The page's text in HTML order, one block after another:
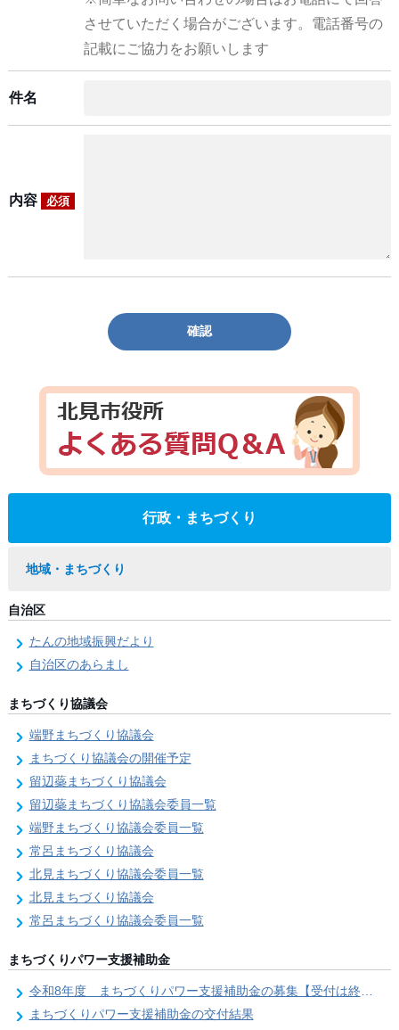
させていただく場合がございます。電話番号の
記載にご協力をお願いします
件名
内容 必須
確認
行政・まちづくり
地域・まちづくり
自治区
たんの地域振興だより
自治区のあらまし
まちづくり協議会
端野まちづくり協議会
まちづくり協議会の開催予定
留辺蘂まちづくり協議会
留辺蘂まちづくり協議会委員一覧
端野まちづくり協議会委員一覧
常呂まちづくり協議会
北見まちづくり協議会委員一覧
北見まちづくり協議会
常呂まちづくり協議会委員一覧
まちづくりパワー支援補助金
令和8年度 まちづくりパワー支援補助金の募集【受付は終了しました。】
まちづくりパワー支援補助金の交付結果